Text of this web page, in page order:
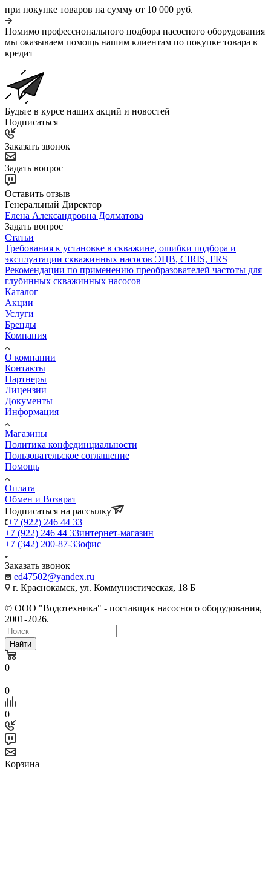
при покупке товаров на сумму от 10 000 руб.
Помимо профессионального подбора насосного оборудования
мы оказываем помощь нашим клиентам по покупке товара в
кредит
Будьте в курсе наших акций и новостей
Подписаться
Заказать звонок
Задать вопрос
Оставить отзыв
Генеральный Директор
Елена Александровна Долматова
Задать вопрос
Статьи
Требования к установке в скважине, ошибки подбора и
эксплуатации скважинных насосов ЭЦВ, CIRIS, FRS
Рекомендации по применению преобразователей частоты для
глубинных скважинных насосов
Каталог
Акции
Услуги
Бренды
Компания
О компании
Контакты
Партнеры
Лицензии
Документы
Информация
Магазины
Политика конфединциальности
Пользовательское соглашение
Помощь
Оплата
Обмен и Возврат
Подписаться на рассылку
+7 (922) 246 44 33
+7 (922) 246 44 33интернет-магазин
+7 (342) 200-87-33офис
Заказать звонок
ed47502@yandex.ru
г. Краснокамск, ул. Коммунистическая, 18 Б
© ООО "Водотехника" - поставщик насосного оборудования,
2001-2026.
Найти
0
0
0
Корзина